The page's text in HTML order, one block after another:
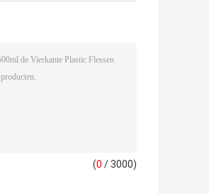
(0 / 3000)